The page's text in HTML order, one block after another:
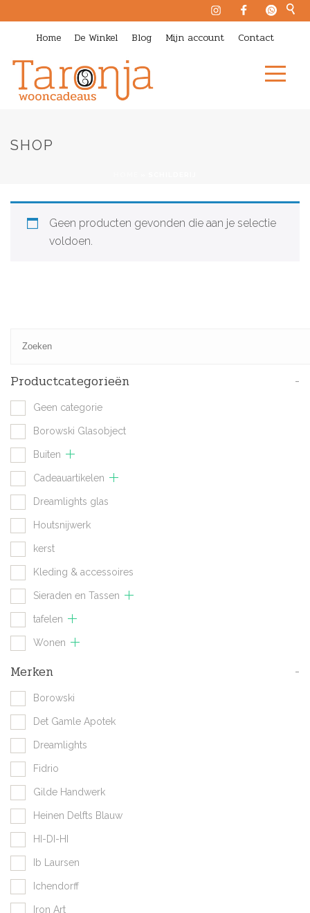
Home De Winkel Blog Mijn account Contact
SHOP
Geen producten gevonden die aan je selectie
voldoen.
Productcategorieën -
Geen categorie
Borowski Glasobject
Buiten
Cadeauartikelen
Dreamlights glas
Houtsnijwerk
kerst
Kleding & accessoires
Sieraden en Tassen
tafelen
Wonen
Merken -
Borowski
Det Gamle Apotek
Dreamlights
Fidrio
Gilde Handwerk
Heinen Delfts Blauw
HI-DI-HI
Ib Laursen
Ichendorff
Iron Art